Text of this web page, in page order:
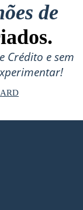
de
Crédito e sem